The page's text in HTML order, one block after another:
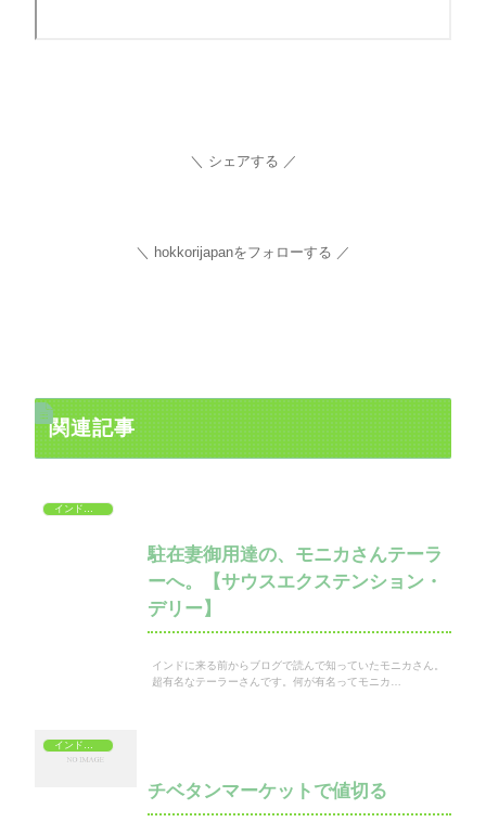
シェアする
hokkorijapanをフォローする
関連記事
駐在妻御用達の、モニカさんテーラ
ーへ。【サウスエクステンション・
デリー】
インドに来る前からブログで読んで知っていたモニカさん。
超有名なテーラーさんです。何が有名ってモニカ…
チベタンマーケットで値切る